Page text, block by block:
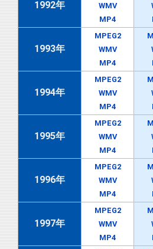
1992年
WMV
MP4
1993年
MPEG2
WMV
MP4
1994年
MPEG2
WMV
MP4
1995年
MPEG2
WMV
MP4
1996年
MPEG2
WMV
MP4
1997年
MPEG2
WMV
MP4